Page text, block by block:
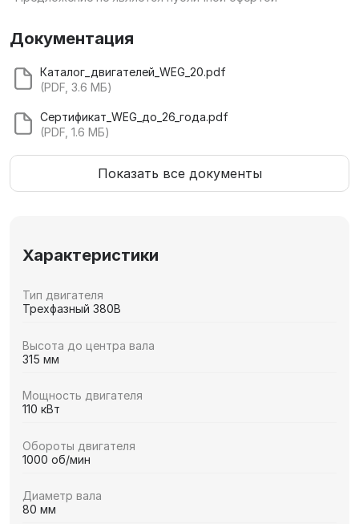
Документация
Каталог_двигателей_WEG_20.pdf
(PDF, 3.6 МБ)
Сертификат_WEG_до_26_года.pdf
(PDF, 1.6 МБ)
Показать все документы
Характеристики
Тип двигателя
Трехфазный 380В
Высота до центра вала
315 мм
Мощность двигателя
110 кВт
Обороты двигателя
1000 об/мин
Диаметр вала
80 мм